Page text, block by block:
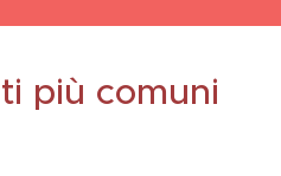
più comuni